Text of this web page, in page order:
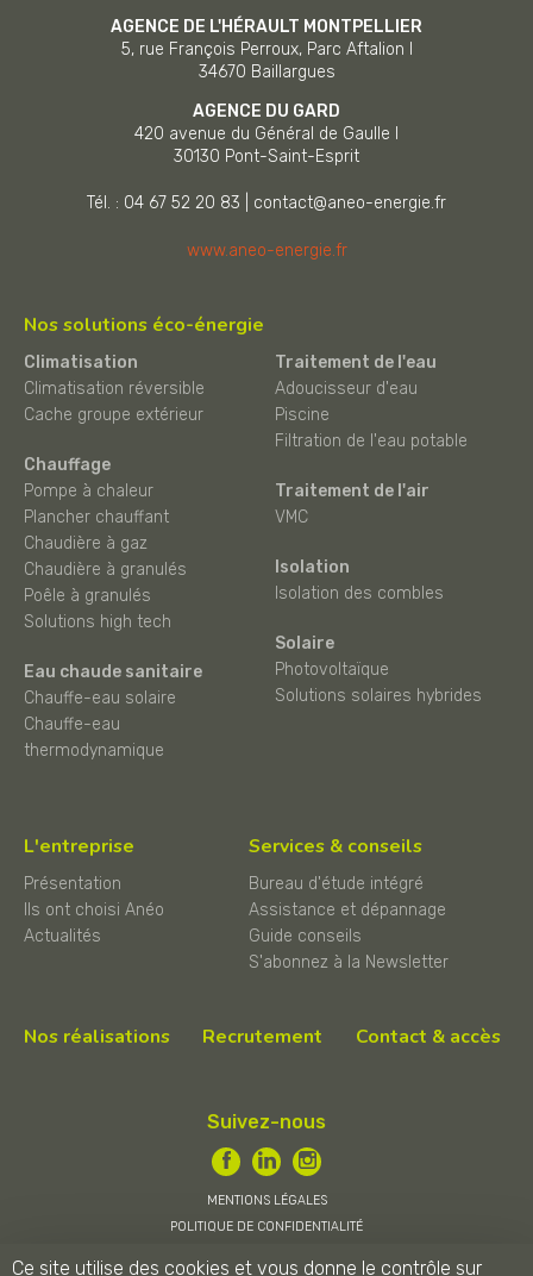
AGENCE DE L'HÉRAULT MONTPELLIER
5, rue François Perroux, Parc Aftalion I
34670 Baillargues
AGENCE DU GARD
420 avenue du Général de Gaulle I
30130 Pont-Saint-Esprit
Tél. : 04 67 52 20 83 contact@aneo-energie.fr
www.aneo-energie.fr
Nos solutions éco-énergie
Climatisation
Climatisation réversible
Cache groupe extérieur
Chauffage
Pompe à chaleur
Plancher chauffant
Chaudière à gaz
Chaudière à granulés
Poêle à granulés
Solutions high tech
Eau chaude sanitaire
Chauffe-eau solaire
Chauffe-eau
thermodynamique
Traitement de l'eau
Adoucisseur d'eau
Piscine
Filtration de l'eau potable
Traitement de l'air
VMC
Isolation
Isolation des combles
Solaire
Photovoltaïque
Solutions solaires hybrides
L'entreprise
Présentation
Ils ont choisi Anéo
Actualités
Services & conseils
Bureau d'étude intégré
Assistance et dépannage
Guide conseils
S'abonnez à la Newsletter
Nos réalisations Recrutement Contact & accès
Suivez-nous
MENTIONS LÉGALES
POLITIQUE DE CONFIDENTIALITÉ
Ce site utilise des cookies et vous donne le contrôle sur